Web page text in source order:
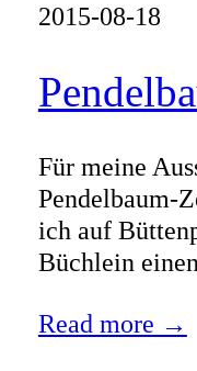
2015-08-18
Für meine
Pendelbaum-
ich auf
Büchlein
Read more →